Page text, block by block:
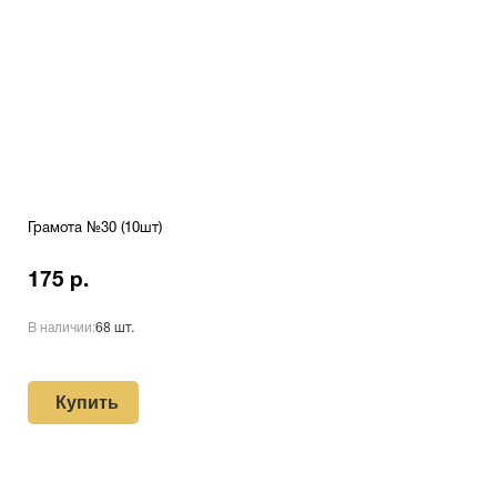
Грамота №30 (10шт)
175 р.
В наличии:68 шт.
Купить